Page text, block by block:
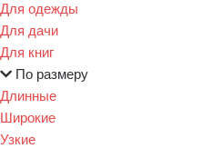
Для одежды
Для дачи
Для книг
По размеру
Длинные
Широкие
Узкие